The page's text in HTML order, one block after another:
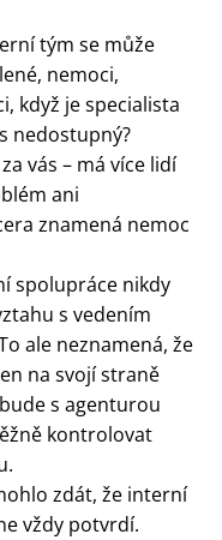
tým se může
nemoci,
když je specialista
nedostupný?
vás – má více lidí
ani
znamená nemoc
spolupráce nikdy
s vedením
ale neznamená, že
na svojí straně
s agenturou
kontrolovat
zdát, že interní
vždy potvrdí.